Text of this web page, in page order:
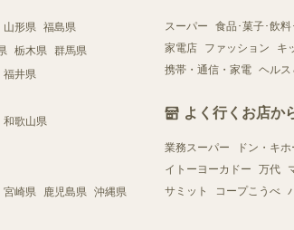
山形県 福島県
栃木県 群馬県
福井県
和歌山県
宮崎県 鹿児島県 沖縄県
スーパー 食品･菓子･飲
家電店
ファッション キ
携帯・通信・家電 ヘルス
よく行くお店か
業務スーパー ドン・キホ
イトーヨーカドー
万代
サミット
コープこうべ